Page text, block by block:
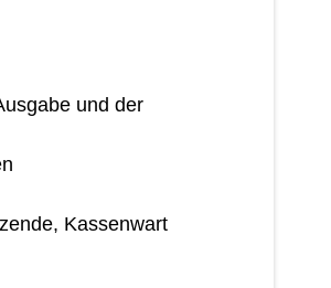
und der
Kassenwart